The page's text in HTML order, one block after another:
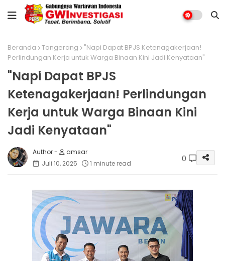
Beranda Tangerang
"Napi Dapat BPJS Ketenagakerjaan!
Perlindungan Kerja untuk Warga Binaan Kini Jadi Kenyataan"
"Napi Dapat BPJS
Ketenagakerjaan! Perlindungan
Kerja untuk Warga Binaan Kini
Jadi Kenyataan"
amsar
Juli 10, 2025
1 minute read 0